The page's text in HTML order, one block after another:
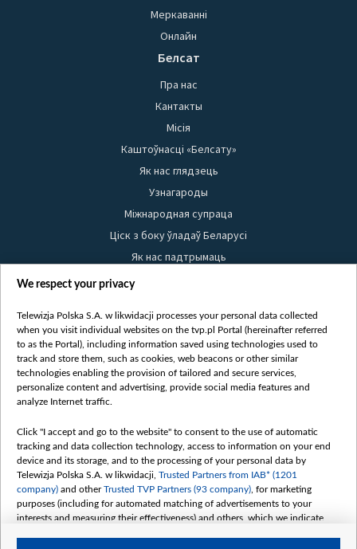
Меркаванні
Онлайн
Белсат
Пра нас
Кантакты
Місія
Каштоўнасці «Белсату»
Як нас глядзець
Узнагароды
Міжнародная супраца
Ціск з боку ўладаў Беларусі
Як нас падтрымаць
Правілы выкарыстання матэрыялаў
Бяспека
Youtube
Белсат news
Белсат Shorts
Жэстачайшы мульт
Belsat English
Biełsat PL
Белсат Now
Белсат History
Белсат Music
We respect your privacy
Telewizja Polska S.A. w likwidacji processes your personal data collected
when you visit individual websites on the tvp.pl Portal (hereinafter referred
to as the Portal), including information saved using technologies used to
track and store them, such as cookies, web beacons or other similar
technologies enabling the provision of tailored and secure services,
personalize content and advertising, provide social media features and
analyze Internet traffic.
Click "I accept and go to the website" to consent to the use of automatic
tracking and data collection technology, access to information on your end
device and its storage, and to the processing of your personal data by
Telewizja Polska S.A. w likwidacji, Trusted Partners from IAB* (1201
company) and otherTrusted TVP Partners (93 company) , for marketing
purposes (including for automated matching of advertisements to your
interests and measuring their effectiveness) and others, which we indicate